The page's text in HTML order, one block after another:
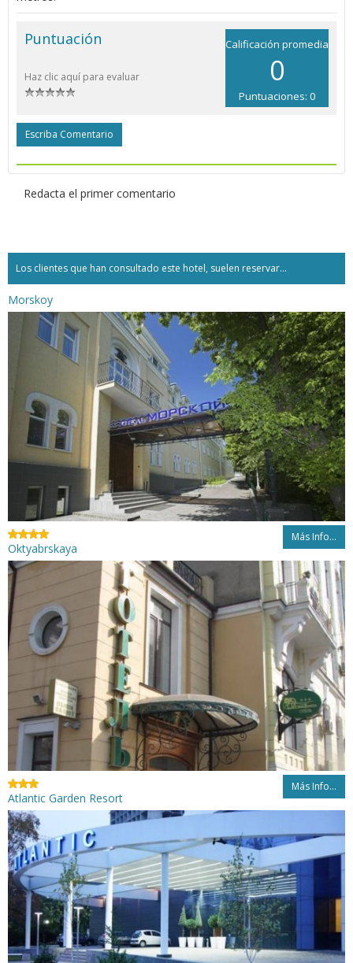
Calificación promedia
0
Puntuaciones: 0
Puntuación
Haz clic aquí para evaluar
Escriba Comentario
Redacta el primer comentario
Los clientes que han consultado este hotel, suelen reservar...
Morskoy
Más Info...
Oktyabrskaya
Más Info...
Atlantic Garden Resort